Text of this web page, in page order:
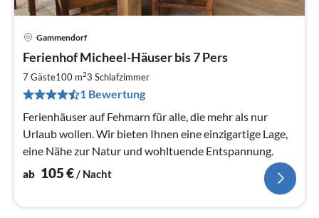
Gammendorf
Ferienhof Micheel-Häuser bis 7 Pers
7 Gäste100 m23 Schlafzimmer
1 Bewertung
Ferienhäuser auf Fehmarn für alle, die mehr als nur
Urlaub wollen. Wir bieten Ihnen eine einzigartige Lage,
eine Nähe zur Natur und wohltuende Entspannung.
ab 105€/ Nacht